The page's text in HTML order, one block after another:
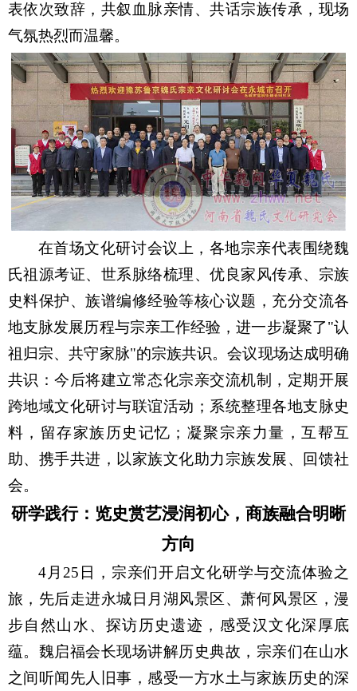
表依次致辞，共叙血脉亲情、共话宗族传承，现场
气氛热烈而温馨。
在首场文化研讨会议上，各地宗亲代表围绕魏
氏祖源考证、世系脉络梳理、优良家风传承、宗族
史料保护、族谱编修经验等核心议题，充分交流各
地支脉发展历程与宗亲工作经验，进一步凝聚了"认
祖归宗、共守家脉"的宗族共识。会议现场达成明确
共识：今后将建立常态化宗亲交流机制，定期开展
跨地域文化研讨与联谊活动；系统整理各地支脉史
料，留存家族历史记忆；凝聚宗亲力量，互帮互
助、携手共进，以家族文化助力宗族发展、回馈社
会。
研学践行：览史赏艺浸润初心，商族融合明晰
方向
4月 25 日，宗亲们开启文化研学与交流体验之
旅，先后走进永城日月湖风景区、萧何风景区，漫
步自然山水、探访历史遗迹，感受汉文化深厚底
蕴。魏启福会长现场讲解历史典故，宗亲们在山水
之间听闻先人旧事，感受一方水土与家族历史的深